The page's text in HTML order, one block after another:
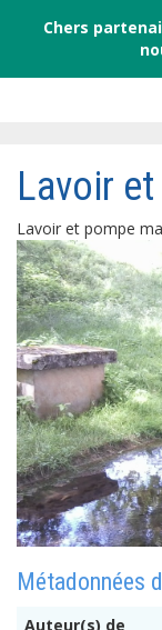
Chers
Lavoir
Lavoir et pompe
Métadonnées
Auteur(s) de